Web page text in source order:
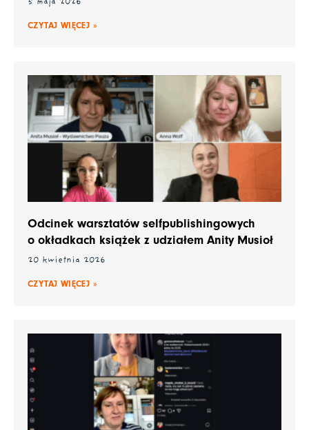
5 maja 2026
CZYTAJ WIĘCEJ »
Odcinek warsztatów selfpublishingowych
o okładkach książek z udziałem Anity Musioł
20 kwietnia 2026
CZYTAJ WIĘCEJ »